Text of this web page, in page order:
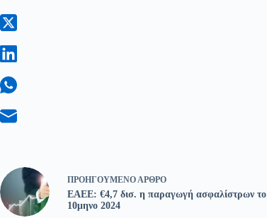
ΠΡΟΗΓΟΎΜΕΝΟ ΆΡΘΡΟ
ΕΑΕΕ: €4,7 δισ. η παραγωγή ασφαλίστρων το
10μηνο 2024